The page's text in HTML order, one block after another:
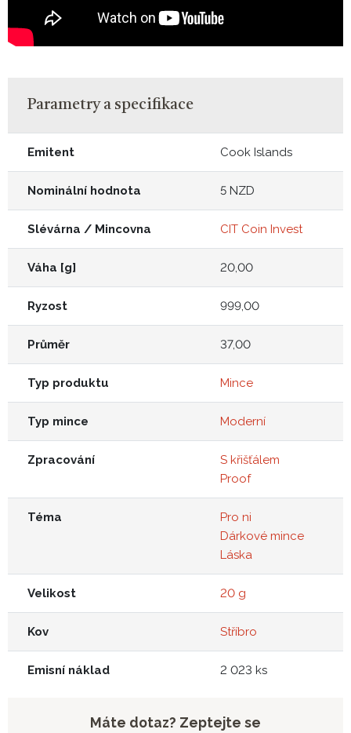
Parametry a specifikace
Emitent Cook Islands
Nominální hodnota 5 NZD
Slévárna / Mincovna CIT Coin Invest
Váha [g] 20,00
Ryzost 999,00
Průměr 37,00
Typ produktu Mince
Typ mince Moderní
Zpracování
S křišťálem
Proof
Téma
Pro ni
Dárkové mince
Láska
Velikost 20 g
Kov Stříbro
Emisní náklad 2 023 ks
Máte dotaz? Zeptejte se